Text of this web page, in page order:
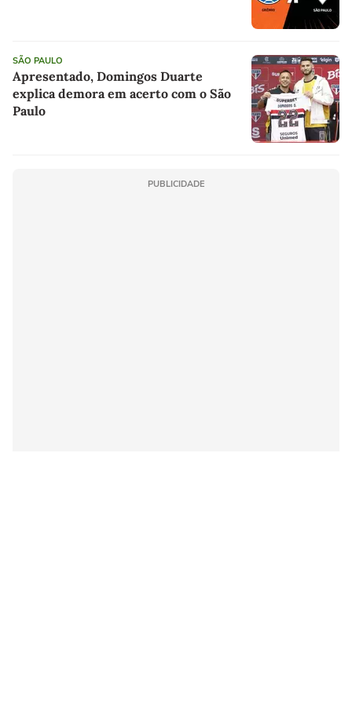
SÃO PAULO
Apresentado, Domingos Duarte
explica demora em acerto com o São
Paulo
PUBLICIDADE